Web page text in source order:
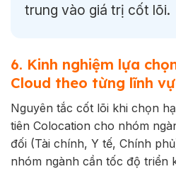
trung vào giá trị cốt lõi.
6. Kinh nghiệm lựa
Cloud theo từng lĩnh
Nguyên tắc cốt lõi khi chọn
tiên Colocation cho nhóm
đối (Tài chính, Y tế, Chính
nhóm ngành cần tốc độ triển